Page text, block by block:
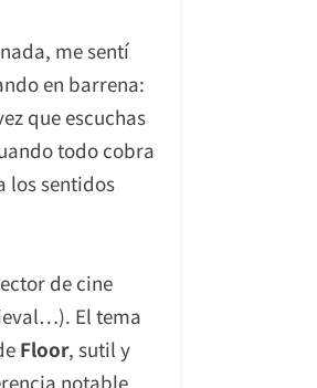
me sentí
en barrena:
que escuchas
todo cobra
los sentidos
de cine
El tema
Floor, sutil y
notable